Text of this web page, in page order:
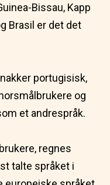
Bissau, Kapp
Brasil er det det
portugisisk,
og
et andrespråk.
regnes
talte språket i